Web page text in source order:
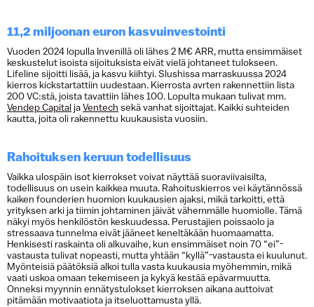
11,2 miljoonan euron kasvuinvestointi
Vuoden 2024 lopulla Invenillä oli lähes 2 M€ ARR, mutta ensimmäiset
keskustelut isoista sijoituksista eivät vielä johtaneet tulokseen.
Lifeline sijoitti lisää, ja kasvu kiihtyi. Slushissa marraskuussa 2024
kierros kickstartattiin uudestaan. Kierrosta avrten rakennettiin lista
200 VC:stä, joista tavattiin lähes 100. Lopulta mukaan tulivat mm.
Vendep Capital ja Ventech sekä vanhat sijoittajat. Kaikki suhteiden
kautta, joita oli rakennettu kuukausista vuosiin.
Rahoituksen keruun todellisuus
Vaikka ulospäin isot kierrokset voivat näyttää suoraviivaisilta,
todellisuus on usein kaikkea muuta. Rahoituskierros vei käytännössä
kaiken founderien huomion kuukausien ajaksi, mikä tarkoitti, että
yrityksen arki ja tiimin johtaminen jäivät vähemmälle huomiolle. Tämä
näkyi myös henkilöstön keskuudessa. Perustajien poissaolo ja
stressaava tunnelma eivät jääneet keneltäkään huomaamatta.
Henkisesti raskainta oli alkuvaihe, kun ensimmäiset noin 70 “ei”-
vastausta tulivat nopeasti, mutta yhtään “kyllä”-vastausta ei kuulunut.
Myönteisiä päätöksiä alkoi tulla vasta kuukausia myöhemmin, mikä
vaati uskoa omaan tekemiseen ja kykyä kestää epävarmuutta.
Onneksi myynnin ennätystulokset kierroksen aikana auttoivat
pitämään motivaatiota ja itseluottamusta yllä.